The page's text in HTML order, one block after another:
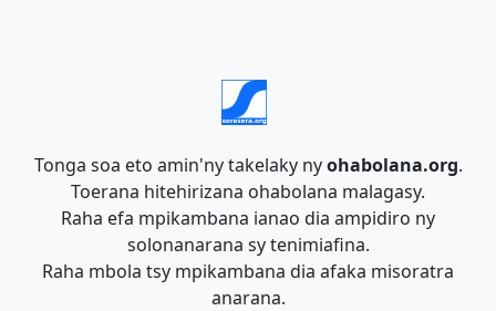
Tonga soa eto amin'ny takelaky nyohabolana.org.
Toerana hitehirizana ohabolana malagasy.
Raha efa mpikambana ianao dia ampidiro ny
solonanarana sy tenimiafina.
Raha mbola tsy mpikambana dia afaka misoratra
anarana.